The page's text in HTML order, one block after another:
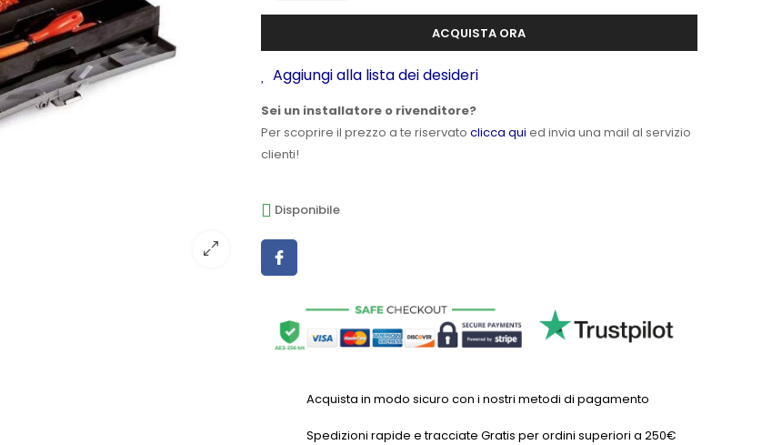
ACQUISTA ORA
Aggiungi alla lista dei desideri
Sei un installatore o rivenditore?
Per scoprire il prezzo a te riservato clicca qui ed invia una mail al servizio
clienti!
Disponibile
Acquista in modo sicuro con i nostri metodi di pagamento
Spedizioni rapide e tracciate Gratis per ordini superiori a 250€